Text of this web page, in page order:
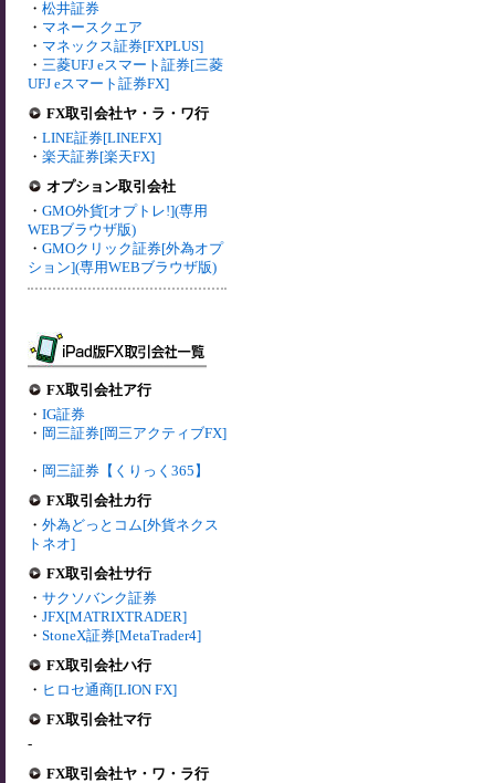
・ 松井証券
・ マネースクエア
・ マネックス証券[FXPLUS]
・ 三菱UFJ eスマート証券[三菱
UFJ eスマート証券FX]
FX取引会社ヤ・ラ・ワ行
・ LINE証券[LINEFX]
・ 楽天証券[楽天FX]
オプション取引会社
・ GMO外貨[オプトレ!](専用
WEBブラウザ版)
・ GMOクリック証券[外為オプ
ション](専用WEBブラウザ版)
FX取引会社ア行
・ IG証券
・ 岡三証券[岡三アクティブFX]
・ 岡三証券【くりっく365】
FX取引会社カ行
・ 外為どっとコム[外貨ネクス
トネオ]
FX取引会社サ行
・ サクソバンク証券
・ JFX[MATRIXTRADER]
・ StoneX証券[MetaTrader4]
FX取引会社ハ行
・ ヒロセ通商[LION FX]
FX取引会社マ行
-
FX取引会社ヤ・ワ・ラ行